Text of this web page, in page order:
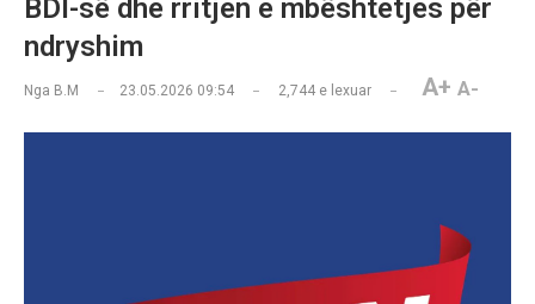
BDI-së dhe rritjen e mbështetjes për
ndryshim
Nga B.M 23.05.2026 09:54 2,744 e lexuar A+ A-